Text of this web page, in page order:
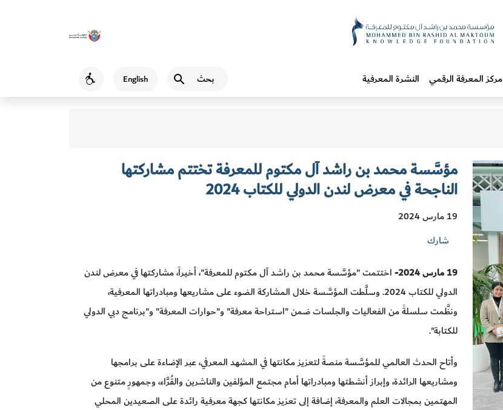
English
Accessibility مركز المعرفة الرقمي النشرة المعرفية
مؤسَّسة محمد بن راشد آل مكتوم للمعرفة تختتم مشاركتها
الناجحة في معرض لندن الدولي للكتاب 2024
19 مارس 2024
شارك
19 مارس 2024-
اختتمت "مؤسَّسة محمد بن راشد آل مكتوم للمعرفة"، أخيراً، مشاركتها في معرض لندن
الدولي للكتاب 2024. وسلَّطت المؤسَّسة خلال المشاركة الضوء على مشاريعها ومبادراتها المعرفية،
ونظَّمت سلسلةً من الفعاليات والجلسات ضمن "استراحة معرفة" و"حوارات المعرفة" و"برنامج دبي الدولي
للكتابة".
وأتاح الحدث العالمي للمؤسَّسة منصةً لتعزيز مكانتها في المشهد المعرفي، عبر الإضاءة على برامجها
ومشاريعها الرائدة، وإبراز أنشطتها ومبادراتها أمام مجتمع المؤلفين والناشرين والقُرَّاء، وجمهورٍ متنوع من
المهتمين بمجالات العلم والمعرفة، إضافة إلى تعزيز مكانتها كجهة معرفية رائدة على الصعيدين المحلي